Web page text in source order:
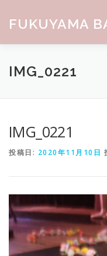
FUKUYAMA
HOME ABOUT
IMG_0221
IMG_0221
投稿日: 2020年11月10日